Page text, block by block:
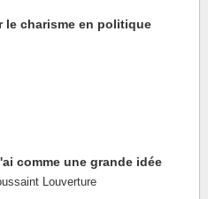
le charisme en politique
comme une grande idée
Louverture